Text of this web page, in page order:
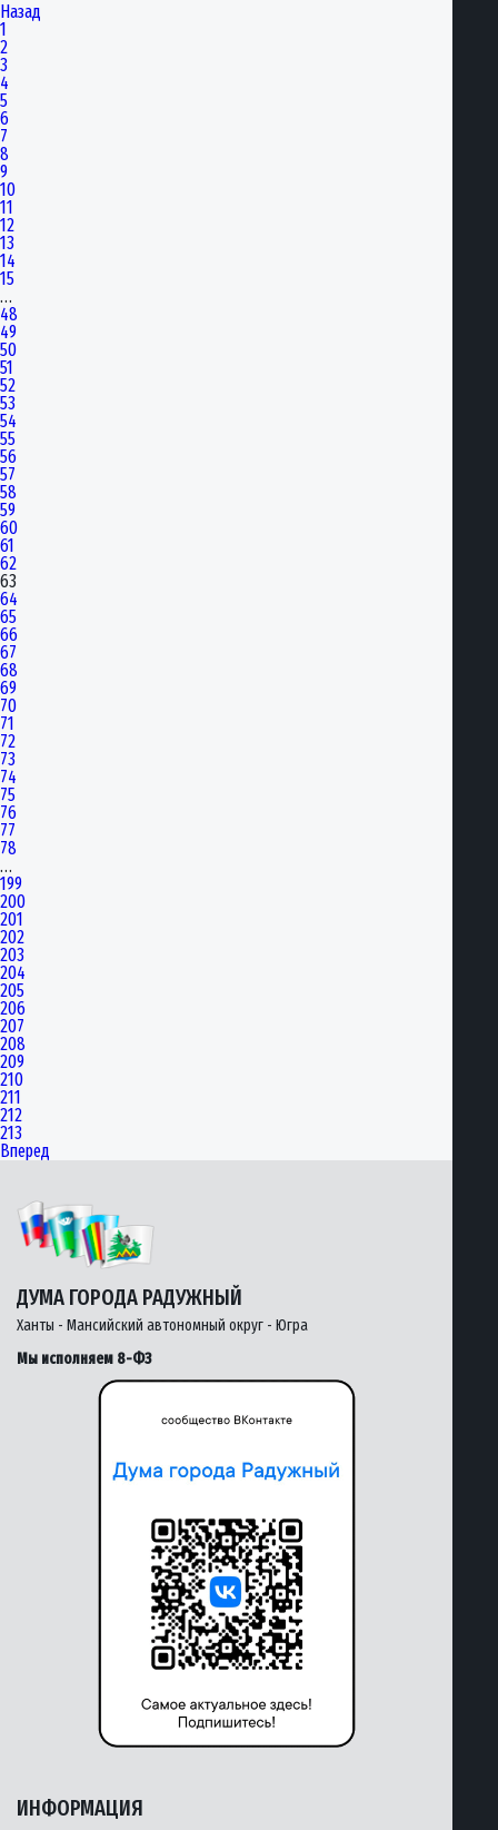
Назад
1
2
3
4
5
6
7
8
9
10
11
12
13
14
15
…
48
49
50
51
52
53
54
55
56
57
58
59
60
61
62
63
64
65
66
67
68
69
70
71
72
73
74
75
76
77
78
…
199
200
201
202
203
204
205
206
207
208
209
210
211
212
213
Вперед
ДУМА ГОРОДА РАДУЖНЫЙ
Ханты - Мансийский автономный округ - Югра
Мы исполняем 8-ФЗ
ИНФОРМАЦИЯ